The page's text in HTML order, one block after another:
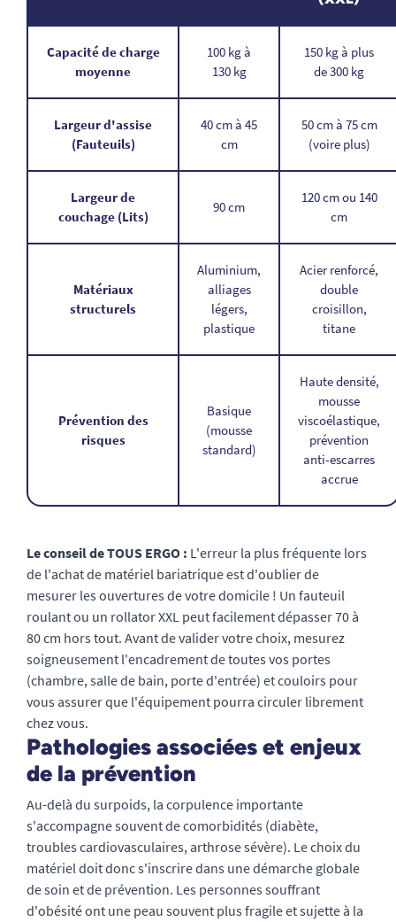
Capacité de charge
moyenne
100 kg à
130 kg
150 kg à plus
de 300 kg
Largeur d'assise
(Fauteuils)
40 cm à 45
cm
50 cm à 75 cm
(voire plus)
Largeur de
couchage (Lits)
90 cm
120 cm ou 140
cm
Matériaux
structurels
Aluminium,
alliages
légers,
plastique
Acier renforcé,
double
croisillon,
titane
Prévention des
risques
Basique
(mousse
standard)
Haute densité,
mousse
viscoélastique,
prévention
anti-escarres
accrue
Le conseil de TOUS ERGO : L'erreur la plus fréquente lors
de l'achat de matériel bariatrique est d'oublier de
mesurer les ouvertures de votre domicile ! Un fauteuil
roulant ou un rollator XXL peut facilement dépasser 70 à
80 cm hors tout. Avant de valider votre choix, mesurez
soigneusement l'encadrement de toutes vos portes
(chambre, salle de bain, porte d'entrée) et couloirs pour
vous assurer que l'équipement pourra circuler librement
chez vous.
Pathologies associées et enjeux
de la prévention
Au-delà du surpoids, la corpulence importante
s'accompagne souvent de comorbidités (diabète,
troubles cardiovasculaires, arthrose sévère). Le choix du
matériel doit donc s'inscrire dans une démarche globale
de soin et de prévention. Les personnes souffrant
d'obésité ont une peau souvent plus fragile et sujette à la